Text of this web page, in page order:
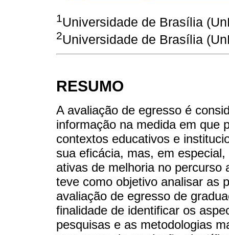
1 Universidade de Brasília
2Universidade de Brasília
RESUMO
A avaliação de egresso é
informação na medida em que
contextos educativos e
sua eficácia, mas, em
ativas de melhoria no percurso
teve como objetivo analisar as
avaliação de egresso de
finalidade de identificar os
pesquisas e as metodologias